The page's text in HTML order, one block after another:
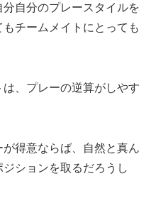
自分のプレースタイルを
チームメイトにとっても
、プレーの逆算がしやす
得意ならば、自然と真ん
ションを取るだろうし